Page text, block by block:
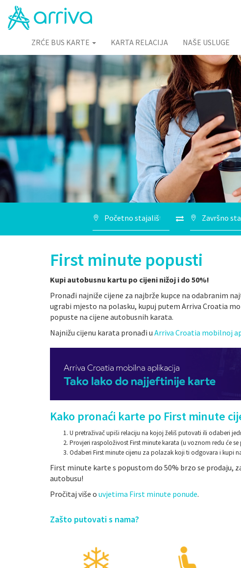
ZRĆE BUS KARTE KARTA RELACIJA NAŠE USLUGE
First minute popusti
Kupi autobusnu kartu po cijeni nižoj i do 50%!
Pronađi najniže cijene za najbrže kupce na odabranim
ugrabi mjesto na polasku, kupuj putem Arriva Croatia
popuste na cijene autobusnih karata.
Najnižu cijenu karata pronađi u Arriva Croatia mobilnoj
Kako pronaći karte po First minute
U pretraživač upiši relaciju na kojoj želiš putovati ili odaberi
Provjeri raspoloživost First minute karata (u voznom redu će
Odaberi First minute cijenu za polazak koji ti odgovara i kupi
First minute karte s popustom do 50% brzo se prodaju,
autobusu!
Pročitaj više o uvjetima First minute ponude.
Zašto putovati s nama?